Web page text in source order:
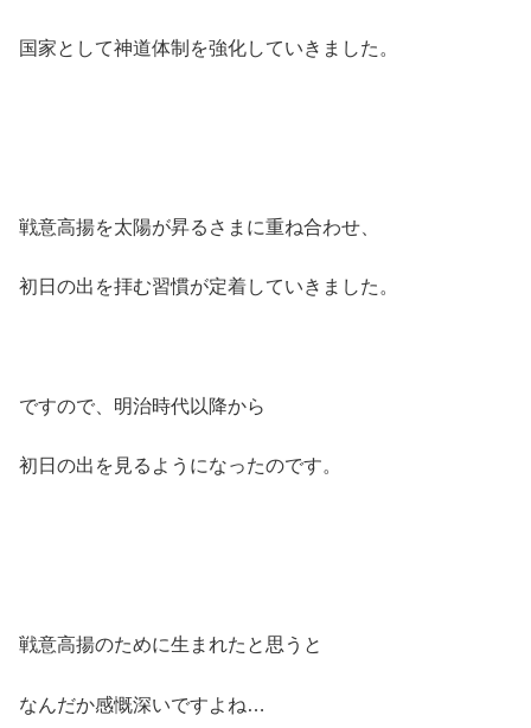
国家として神道体制を強化していきました。
戦意高揚を太陽が昇るさまに重ね合わせ、
初日の出を拝む習慣が定着していきました。
ですので、明治時代以降から
初日の出を見るようになったのです。
戦意高揚のために生まれたと思うと
なんだか感慨深いですよね…